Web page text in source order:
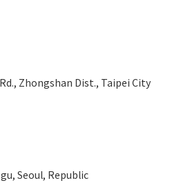
Zhongshan Dist., Taipei City
Seoul, Republic